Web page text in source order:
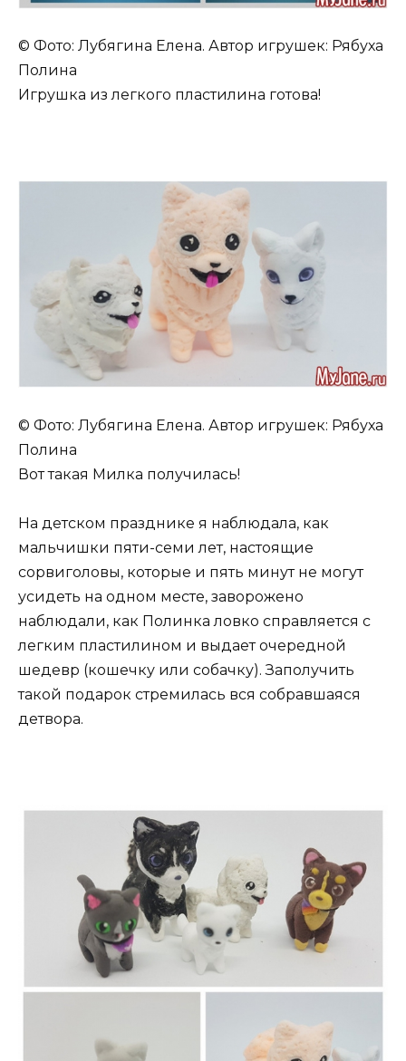
© Фото: Лубягина Елена. Автор игрушек: Рябуха
Полина
Игрушка из легкого пластилина готова!
© Фото: Лубягина Елена. Автор игрушек: Рябуха
Полина
Вот такая Милка получилась!
На детском празднике я наблюдала, как
мальчишки пяти-семи лет, настоящие
сорвиголовы, которые и пять минут не могут
усидеть на одном месте, заворожено
наблюдали, как Полинка ловко справляется с
легким пластилином и выдает очередной
шедевр (кошечку или собачку). Заполучить
такой подарок стремилась вся собравшаяся
детвора.